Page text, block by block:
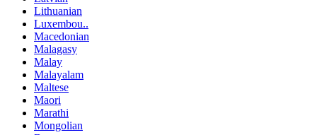
Lithuanian
Luxembou..
Macedonian
Malagasy
Malay
Malayalam
Maltese
Maori
Marathi
Mongolian